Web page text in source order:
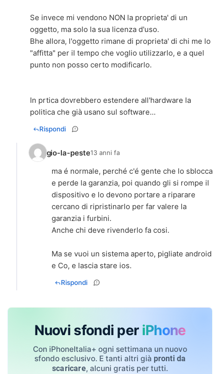
Se invece mi vendono NON la proprieta' di un
oggetto, ma solo la sua licenza d'uso.
Bhe allora, l'oggetto rimane di proprieta' di chi me lo
"affitta" per il tempo che voglio utilizzarlo, e a quel
punto non posso certo modificarlo.
In prtica dovrebbero estendere all'hardware la
politica che già usano sul software...
Rispondi
gio-la-peste13 anni fa
ma é normale, perché c'é gente che lo sblocca
e perde la garanzia, poi quando gli si rompe il
dispositivo e lo devono portare a riparare
cercano di ripristinarlo per far valere la
garanzia i furbini.
Anche chi deve rivenderlo fa cosi.
Ma se vuoi un sistema aperto, pigliate android
e Co, e lascia stare ios.
Rispondi
Nuovi sfondi per iPhone
Con iPhoneItalia+ ogni settimana un nuovo
sfondo esclusivo. E tanti altri già pronti da
scaricare, alcuni gratis per tutti.